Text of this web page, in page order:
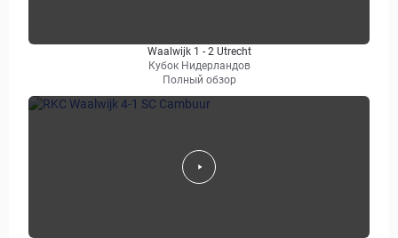
Waalwijk 1 - 2 Utrecht
Кубок Нидерландов
Полный обзор